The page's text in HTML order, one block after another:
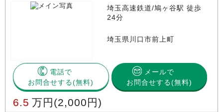
埼玉高速鉄道/鳩ヶ谷駅 徒歩
24分
埼玉県川口市前上町
電話で
お問合せする
メールで
お問合せする(無料)
6.5 万円 (2,000円)